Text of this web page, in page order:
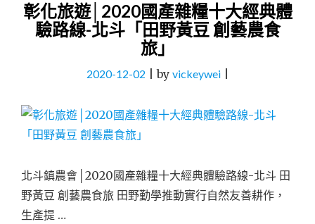
彰化旅遊│2020國產雜糧十大經典體
驗路線-北斗「田野黃豆 創藝農食
旅」
2020-12-02|by vickeywei|
北斗鎮農會│2020國產雜糧十大經典體驗路線-北斗 田
野黃豆 創藝農食旅 田野勤學推動實行自然友善耕作，
生產提 …